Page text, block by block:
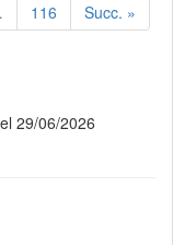
116 Succ. »
29/06/2026